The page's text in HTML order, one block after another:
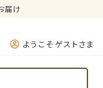
届け
ようこそ ゲストさま